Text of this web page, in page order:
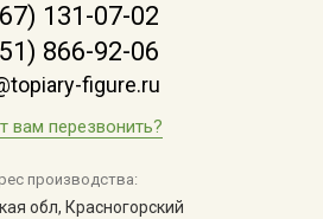
131-07-02
866-92-06
figure.ru
вам перезвонить?
производства:
обл, Красногорский